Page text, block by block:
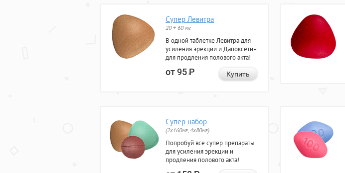
Супер Левитра
20 + 60 мг
В одной таблетке Левитра для
усиления эрекции и Дапоксетин
для продления полового акта!
от 95Р Купить
Супер набор
(2х160мг, 4х80мг)
Попробуй все супер препараты
для усиления эрекции и
продления полового акта!